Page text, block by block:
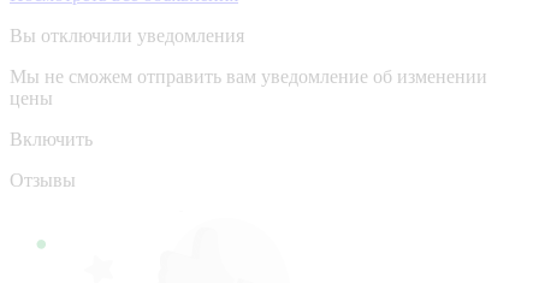
Вы отключили уведомления
Мы не сможем отправить вам уведомление об изменении
цены
Включить
Отзывы